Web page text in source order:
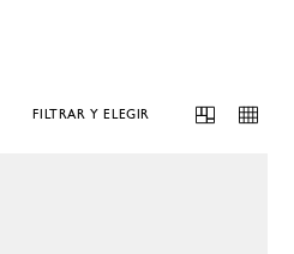
FILTRAR Y ELEGIR